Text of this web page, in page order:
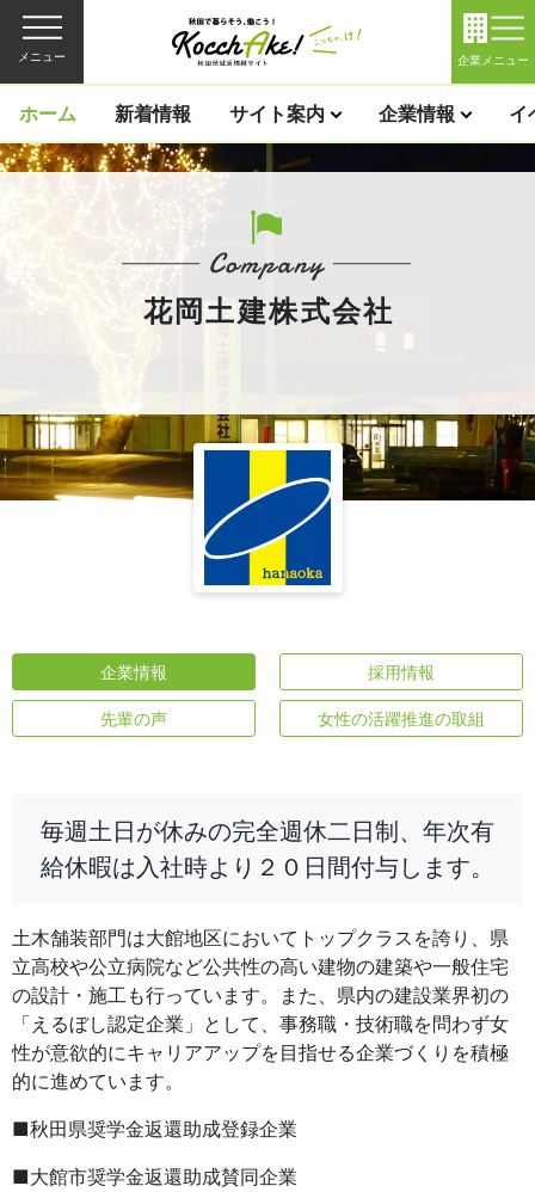
メニュー 企業メニュー
ホーム 新着情報 サイト案内 企業情報 イ
花岡土建株式会社
企業情報 採用情報
先輩の声 女性の活躍推進の取組
毎週土日が休みの完全週休二日制、年次有
給休暇は入社時より２０日間付与します。
土木舗装部門は大館地区においてトップクラスを誇り、県
立高校や公立病院など公共性の高い建物の建築や一般住宅
の設計・施工も行っています。また、県内の建設業界初の
「えるぼし認定企業」として、事務職・技術職を問わず女
性が意欲的にキャリアアップを目指せる企業づくりを積極
的に進めています。
■秋田県奨学金返還助成登録企業
■大館市奨学金返還助成賛同企業